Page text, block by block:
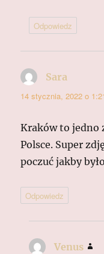
Odpowiedz
Sara
14 stycznia, 2022 o
Kraków to jedno
Polsce. Super
poczuć jakby
Odpowiedz
Venus